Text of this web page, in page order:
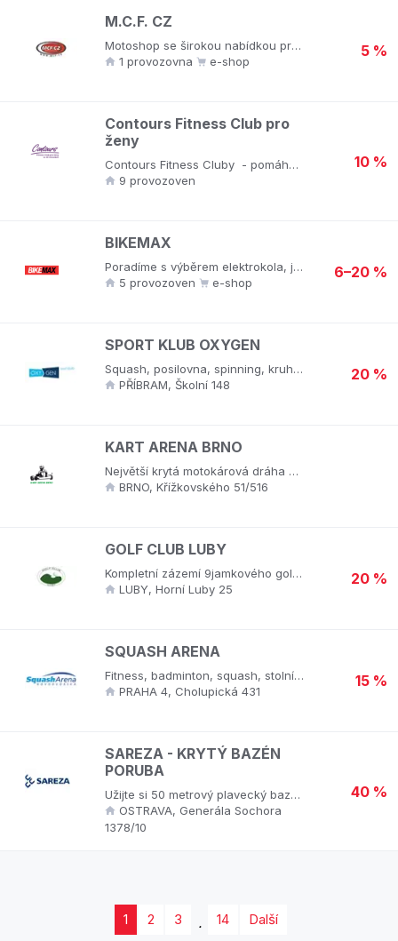
M.C.F. CZ
Motoshop se širokou nabídkou pro motorkáře na silnici i do terénu, přilby, oblečení, chrániče, boty a další příslušenství.
1 provozovna
e-shop
5 %
Contours Fitness Club pro
ženy
Contours Fitness Cluby - pomáháme ženám ke skutečným změnám a zároveň k většímu sebevědomí. V našich clubech jste vždy pod dohledem certifikované trenérky, která Vám sestaví i cvičební plán na míru. Naše fitka jsou totiž pro ženy bez rozdílu věku i kondice s důrazem na osobní a přátelský přístup.
9 provozoven
10 %
BIKEMAX
Poradíme s výběrem elektrokola, jízdního kola a cyklo doplňků. Více než 1000 kol skladem. Servis všech značek. Při výběru jízdního kola je potřeba zvážit, pro jakého cyklistu je určeno. Nejoblíbenější jsou horská kola s pevným nebo celoodpruženým rámem, na cyklostezky se nejvíce hodí kola trekingová a pro milovníky rychlé jízdy pak silniční kola. Potřeby dětí nejlépe naplní dětská kola.Využijte možnosti osobní rady a vyzkoušení produktů naživo. Součástí každé prodejny je plně vybavený servis, kde se profesionální mechanici postarají o vaše kolo i elektrokolo. Na vybraných prodejnách jsou k dispozici testovací elektrokola a odpružená horská kola, půjčovna autonosičů pro jízdní kola a půjčovna elektrokol. V prodejně v Brně je i půjčovna lyží. Naši specialisté vám rádi pomůžou i s nastavením posedu a výběrem správného sedla pomocí nejmodernějších měřících metod.
5 provozoven
e-shop
6–20 %
SPORT KLUB OXYGEN
Squash, posilovna, spinning, kruhové tréninky a studiové lekce.
PŘÍBRAM, Školní 148
20 %
KART ARENA BRNO
Největší krytá motokárová dráha na Moravě.Zábava pro všechny generace.
BRNO, Křížkovského 51/516
GOLF CLUB LUBY
Kompletní zázemí 9jamkového golfového hřiště.
LUBY, Horní Luby 25
20 %
SQUASH ARENA
Fitness, badminton, squash, stolní tenis, petanque, cvičení dětí.
PRAHA 4, Cholupická 431
15 %
SAREZA - KRYTÝ BAZÉN
PORUBA
Užijte si 50 metrový plavecký bazén s hloubkou od 1,2 m do 2,7 m. Pro ty nejmenší je zde dětský bazén se skluzavkou, ve kterém probíhá také výuka plavání pro batolata. Pro ty, kteří mají rádi trochu adrenalinu, je zde 100 metrový tobogán, který vám dovolí nahlédnout z výšky na venkovní koupaliště, ale užijete si i efektní vnitřní osvětlení. A nakonec pára v dámských i pánských šatnách pro chvíle relaxace. To vše za jednu cenu!
1378/10
40 %
1 2 3 . 14 Další